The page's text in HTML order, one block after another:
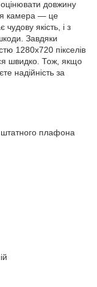
довжину
камера — це
якість, і з
Завдяки
1280x720 пікселів
швидко. Тож, якщо
надійність за
плафона